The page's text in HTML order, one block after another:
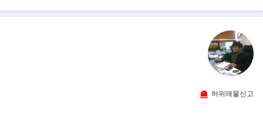
허위매물신고